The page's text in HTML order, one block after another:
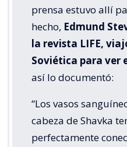
prensa estuvo allí
hecho, Edmund
la revista LIFE,
Soviética para ver
así lo documentó:
“Los vasos
cabeza de Shavka
perfectamente